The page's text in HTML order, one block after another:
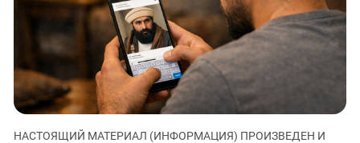
ЗАСТАВЛЯЕТ
КАВКАЗ ЗА ПАЛЕСТИНУ
ИНАКОМЫСЛИЕ В ЧЕЧНЕ
ПРЕСЛЕДОВАНИЕ АКТИВИСТОВ
МОБИЛИЗАЦИЯ И ПРОТЕСТЫ
Ингушетия
Кабардино-Балкария
Калмыкия
Карачаево-Черкесия
Краснодарский край
НАСТОЯЩИЙ МАТЕРИАЛ (ИНФОРМАЦИЯ) ПРОИЗВЕДЕН И